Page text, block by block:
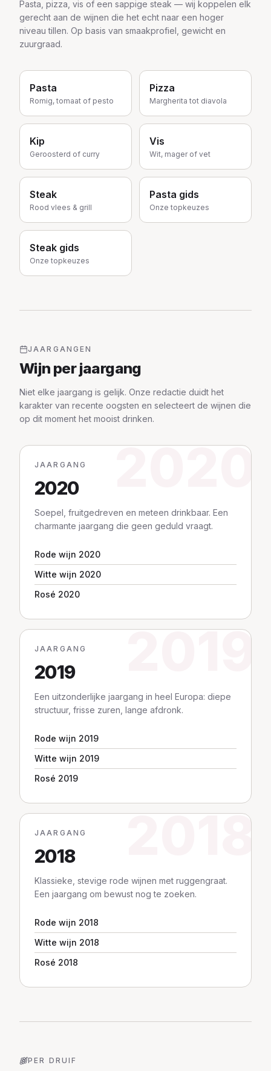
Pasta, pizza, vis of een sappige steak — wij koppelen elk
gerecht aan de wijnen die het echt naar een hoger
niveau tillen. Op basis van smaakprofiel, gewicht en
zuurgraad.
Pasta
Romig, tomaat of pesto
Pizza
Margherita tot diavola
Kip
Geroosterd of curry
Vis
Wit, mager of vet
Steak
Rood vlees & grill
Pasta gids
Onze topkeuzes
Steak gids
Onze topkeuzes
JAARGANGEN
Wijn per jaargang
Niet elke jaargang is gelijk. Onze redactie duidt het
karakter van recente oogsten en selecteert de wijnen die
op dit moment het mooist drinken.
2020
JAARGANG
2020
Soepel, fruitgedreven en meteen drinkbaar. Een
charmante jaargang die geen geduld vraagt.
Rode wijn 2020
Witte wijn 2020
Rosé 2020
2019
JAARGANG
2019
Een uitzonderlijke jaargang in heel Europa: diepe
structuur, frisse zuren, lange afdronk.
Rode wijn 2019
Witte wijn 2019
Rosé 2019
2018
JAARGANG
2018
Klassieke, stevige rode wijnen met ruggengraat.
Een jaargang om bewust nog te zoeken.
Rode wijn 2018
Witte wijn 2018
Rosé 2018
PER DRUIF